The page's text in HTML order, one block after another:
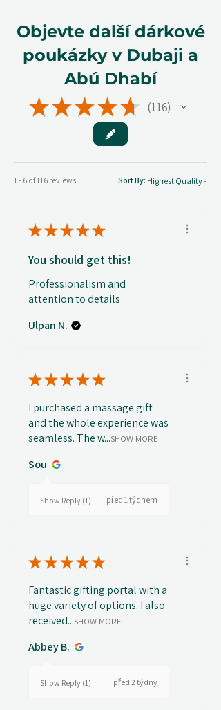
Objevte další dárkové
poukázky v Dubaji a
Abú Dhabí
★★★★★ 116
116
1 - 6 of 116 reviews Sort By:
★★★★★
You should get this!
Professionalism and
attention to details
Ulpan N.
★★★★★
I purchased a massage gift
and the whole experience was
seamless. The w...SHOW MORE
Sou
Show Reply (1) před 1 týdnem
★★★★★
Fantastic gifting portal with a
huge variety of options. I also
received...SHOW MORE
Abbey B.
Show Reply (1) před 2 týdny